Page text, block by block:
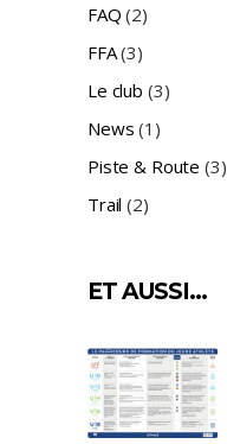
FAQ (2)
FFA(3)
Le club (3)
News (1)
Piste & Route (3)
Trail (2)
ET AUSSI…